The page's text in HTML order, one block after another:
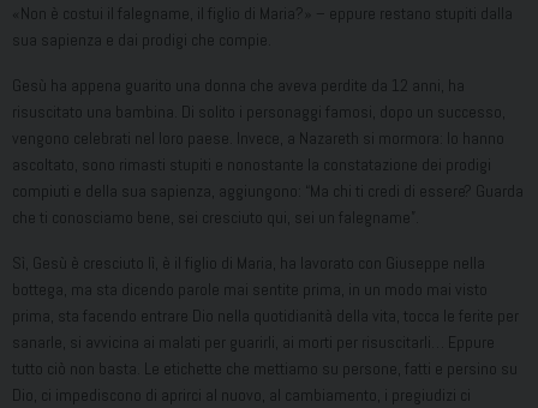
«Non è costui il falegname, il figlio di Maria?» – eppure restano stupiti dalla
sua sapienza e dai prodigi che compie.
Gesù ha appena guarito una donna che aveva perdite da 12 anni, ha
risuscitato una bambina. Di solito i personaggi famosi, dopo un successo,
vengono celebrati nel loro paese. Invece, a Nazareth si mormora: lo hanno
ascoltato, sono rimasti stupiti e nonostante la constatazione dei prodigi
compiuti e della sua sapienza, aggiungono: “Ma chi ti credi di essere? Guarda
che ti conosciamo bene, sei cresciuto qui, sei un falegname”.
Sì, Gesù è cresciuto lì, è il figlio di Maria, ha lavorato con Giuseppe nella
bottega, ma sta dicendo parole mai sentite prima, in un modo mai visto
prima, sta facendo entrare Dio nella quotidianità della vita, tocca le ferite per
sanarle, si avvicina ai malati per guarirli, ai morti per risuscitarli… Eppure
tutto ciò non basta. Le etichette che mettiamo su persone, fatti e persino su
Dio, ci impediscono di aprirci al nuovo, al cambiamento, i pregiudizi ci